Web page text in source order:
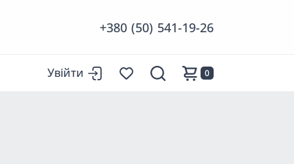
+380 (50) 541-19-26
Увійти 0